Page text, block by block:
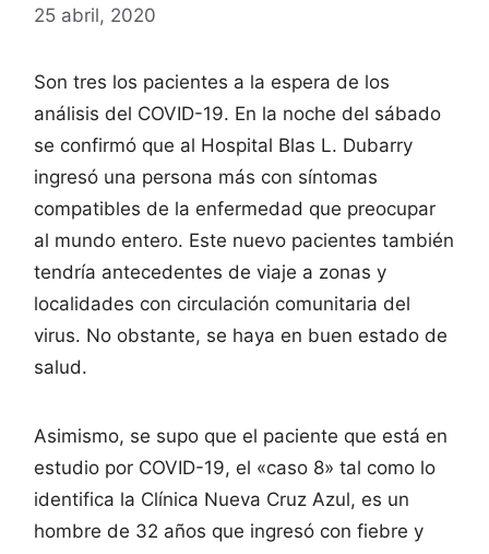
25 abril, 2020
Son tres los pacientes a la espera de los
análisis del COVID-19. En la noche del sábado
se confirmó que al Hospital Blas L. Dubarry
ingresó una persona más con síntomas
compatibles de la enfermedad que preocupar
al mundo entero. Este nuevo pacientes también
tendría antecedentes de viaje a zonas y
localidades con circulación comunitaria del
virus. No obstante, se haya en buen estado de
salud.
Asimismo, se supo que el paciente que está en
estudio por COVID-19, el «caso 8» tal como lo
identifica la Clínica Nueva Cruz Azul, es un
hombre de 32 años que ingresó con fiebre y